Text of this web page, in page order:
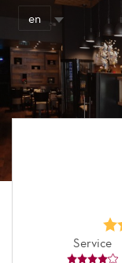
en
Service
Cookies management